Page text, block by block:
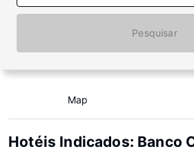
Pesquisar
Map
Hotéis Indicados: Banco